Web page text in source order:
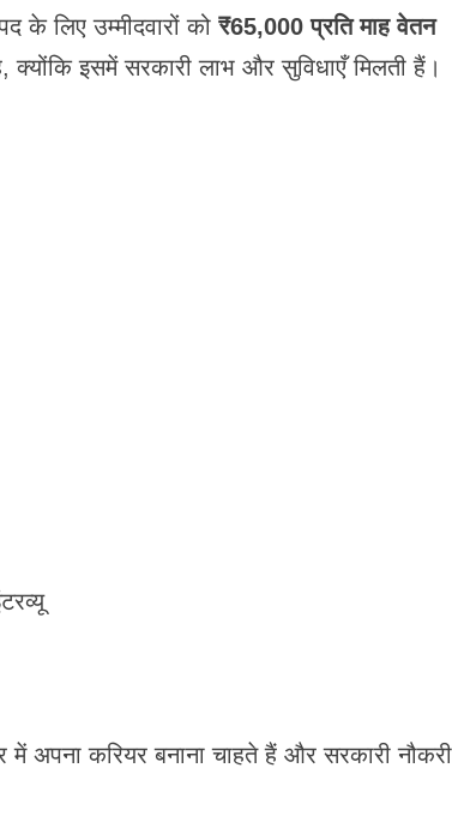
के लिए उम्मीदवारों को₹65,000 प्रति माह वेतन
इसमें सरकारी लाभ और सुविधाएँ मिलती हैं।
में अपना करियर बनाना चाहते हैं और सरकारी